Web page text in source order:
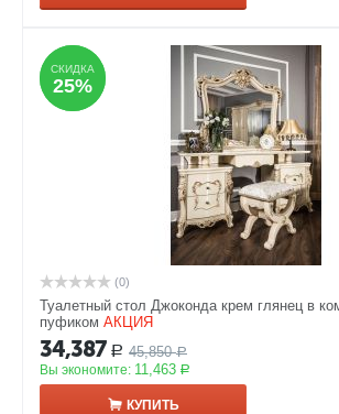
СКИДКА
25%
СКИДКА
25%
(0)
Туалетный стол Джоконда крем глянец в
пуфиком АКЦИЯ
34,387 Р 45,850 Р
Вы экономите: 11,463 Р
КУПИТЬ